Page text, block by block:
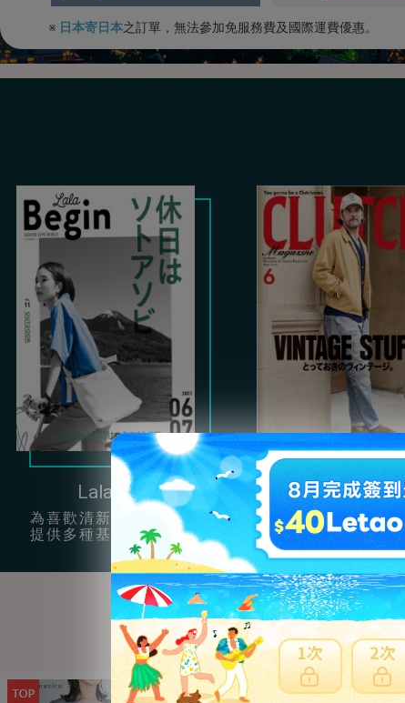
※ 日本寄日本之訂單，無法參加免服務費及國際運費優惠。
Lala Begin
為喜歡清新簡約風的女孩
提供多種基本單品穿搭。
Clutch
提供很多充滿男
復古服飾配件